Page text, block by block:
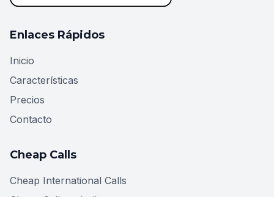
Enlaces Rápidos
Inicio
Características
Precios
Contacto
Cheap Calls
Cheap International Calls